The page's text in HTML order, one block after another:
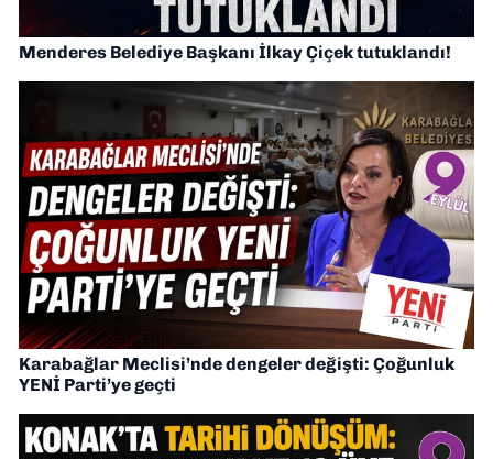
Menderes Belediye Başkanı İlkay Çiçek tutuklandı!
Karabağlar Meclisi’nde dengeler değişti: Çoğunluk
YENİ Parti’ye geçti